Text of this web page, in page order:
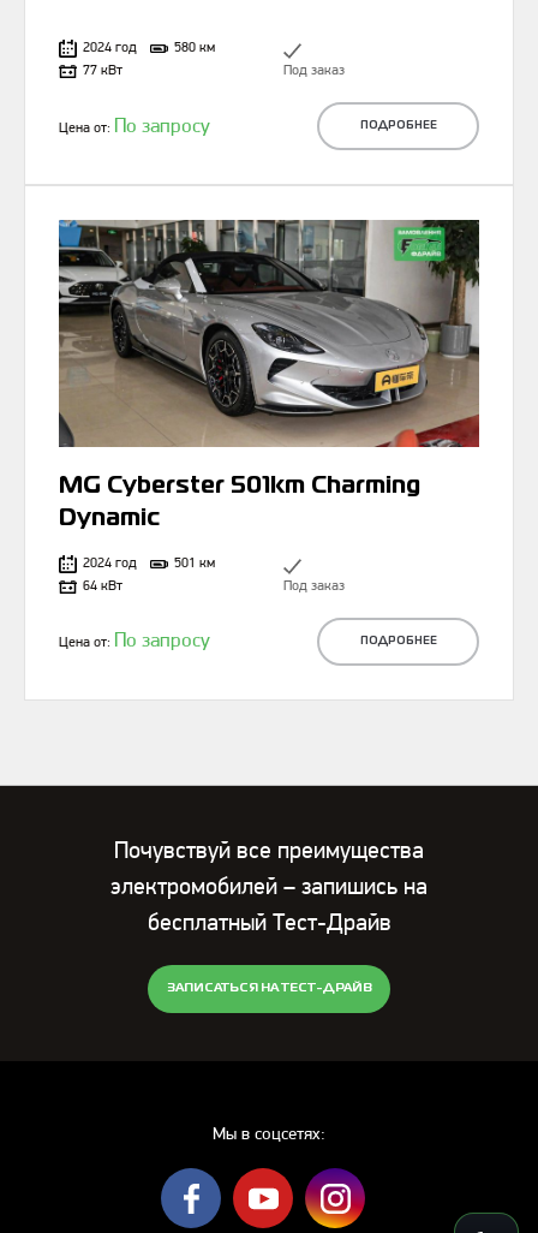
2024 год
580 км
77 кВт
Под заказ
Цена от: По запросу ПОДРОБНЕЕ
MG Cyberster 501km Charming
Dynamic
2024 год
501 км
64 кВт
Под заказ
Цена от: По запросу ПОДРОБНЕЕ
Почувствуй все преимущества
электромобилей – запишись на
бесплатный Тест-Драйв
ЗАПИСАТЬСЯ НА ТЕСТ-ДРАЙВ
Мы в соцсетях: